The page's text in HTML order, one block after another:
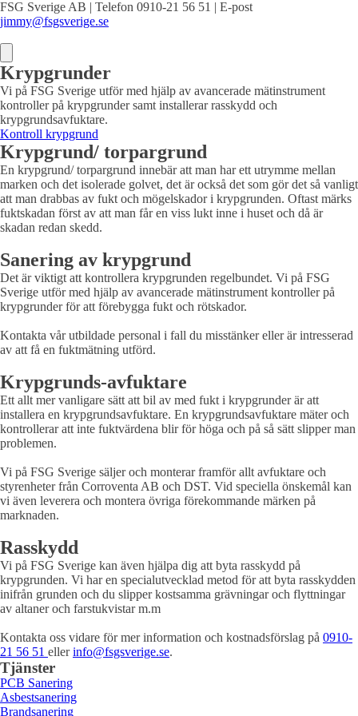
FSG Sverige AB | Telefon 0910-21 56 51 | E-post
jimmy@fsgsverige.se
Krypgrunder
Vi på FSG Sverige utför med hjälp av avancerade mätinstrument
kontroller på krypgrunder samt installerar rasskydd och
krypgrundsavfuktare.
Kontroll krypgrund
Krypgrund/ torpargrund
En krypgrund/ torpargrund innebär att man har ett utrymme mellan
marken och det isolerade golvet, det är också det som gör det så vanligt
att man drabbas av fukt och mögelskador i krypgrunden. Oftast märks
fuktskadan först av att man får en viss lukt inne i huset och då är
skadan redan skedd.
Sanering av krypgrund
Det är viktigt att kontrollera krypgrunden regelbundet. Vi på FSG
Sverige utför med hjälp av avancerade mätinstrument kontroller på
krypgrunder för att förebygga fukt och rötskador.
Kontakta vår utbildade personal i fall du misstänker eller är intresserad
av att få en fuktmätning utförd.
Krypgrunds-avfuktare
Ett allt mer vanligare sätt att bil av med fukt i krypgrunder är att
installera en krypgrundsavfuktare. En krypgrundsavfuktare mäter och
kontrollerar att inte fuktvärdena blir för höga och på så sätt slipper man
problemen.
Vi på FSG Sverige säljer och monterar framför allt avfuktare och
styrenheter från Corroventa AB och DST. Vid speciella önskemål kan
vi även leverera och montera övriga förekommande märken på
marknaden.
Rasskydd
Vi på FSG Sverige kan även hjälpa dig att byta rasskydd på
krypgrunden. Vi har en specialutvecklad metod för att byta rasskydden
inifrån grunden och du slipper kostsamma grävningar och flyttningar
av altaner och farstukvistar m.m
Kontakta oss vidare för mer information och kostnadsförslag på 0910-
21 56 51 ellerinfo@fsgsverige.se.
Tjänster
PCB Sanering
Asbestsanering
Brandsanering